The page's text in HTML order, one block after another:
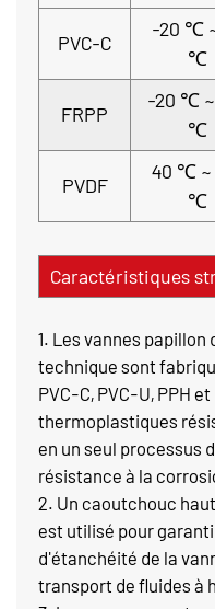
PVC-C
-20 ℃
℃
FRPP
-20 ℃ ~
℃
PVDF
40 ℃ ~
℃
Caractéristiques
1. Les vannes
technique sont
PVC-C, PVC-U, PPH
thermoplastiques
en un seul processus
résistance à la
2. Un caoutchouc
est utilisé pour
d'étanchéité de la
transport de fluides à